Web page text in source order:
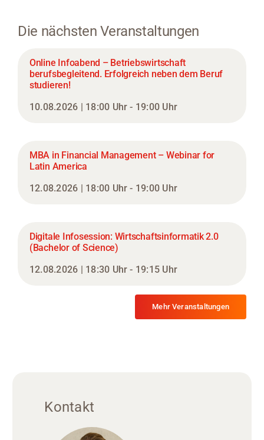
Die nächsten Veranstaltungen
Online Infoabend – Betriebswirtschaft
berufsbegleitend. Erfolgreich neben dem Beruf
studieren!
10.08.2026 | 18:00 Uhr - 19:00 Uhr
MBA in Financial Management – Webinar for
Latin America
12.08.2026 | 18:00 Uhr - 19:00 Uhr
Digitale Infosession: Wirtschaftsinformatik 2.0
(Bachelor of Science)
12.08.2026 | 18:30 Uhr - 19:15 Uhr
Mehr Veranstaltungen
Kontakt